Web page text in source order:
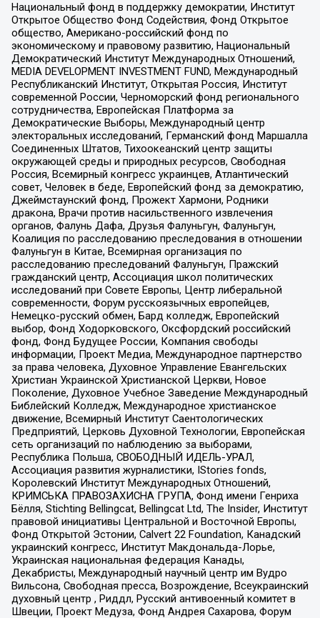
Национальный фонд в поддержку демократии, Институт
Открытое Общество Фонд Содействия, Фонд Открытое
общество, Американо-российский фонд по
экономическому и правовому развитию, Национальный
Демократический Институт Международных Отношений,
MEDIA DEVELOPMENT INVESTMENT FUND, Международный
Республиканский Институт, Открытая Россия, Институт
современной России, Черноморский фонд регионального
сотрудничества, Европейская Платформа за
Демократические Выборы, Международный центр
электоральных исследований, Германский фонд Маршалла
Соединенных Штатов, Тихоокеанский центр защиты
окружающей среды и природных ресурсов, Свободная
Россия, Всемирный конгресс украинцев, Атлантический
совет, Человек в беде, Европейский фонд за демократию,
Джеймстаунский фонд, Прожект Хармони, Родники
дракона, Врачи против насильственного извлечения
органов, Фалунь Дафа, Друзья Фалуньгун, Фалуньгун,
Коалиция по расследованию преследования в отношении
Фалуньгун в Китае, Всемирная организация по
расследованию преследований Фалуньгун, Пражский
гражданский центр, Ассоциация школ политических
исследований при Совете Европы, Центр либеральной
современности, Форум русскоязычных европейцев,
Немецко-русский обмен, Бард колледж, Европейский
выбор, Фонд Ходорковского, Оксфордский российский
фонд, Фонд Будущее России, Компания свободы
информации, Проект Медиа, Международное партнерство
за права человека, Духовное Управление Евангельских
Христиан Украинской Христианской Церкви, Новое
Поколение, Духовное Учебное Заведение Международный
Библейский Колледж, Международное христианское
движение, Всемирный Институт Саентологических
Предприятий, Церковь Духовной Технологии, Европейская
сеть организаций по наблюдению за выборами,
Республика Польша, СВОБОДНЫЙ ИДЕЛЬ-УРАЛ,
Ассоциация развития журналистики, IStories fonds,
Королевский Институт Международных Отношений,
КРИМСЬКА ПРАВОЗАХИСНА ГРУПА, Фонд имени Генриха
Бёлля, Stichting Bellingcat, Bellingcat Ltd, The Insider, Институт
правовой инициативы Центральной и Восточной Европы,
Фонд Открытой Эстонии, Calvert 22 Foundation, Канадский
украинский конгресс, Институт Макдональда-Лорье,
Украинская национальная федерация Канады,
Декабристы, Международный научный центр им Вудро
Вильсона, Свободная пресса, Возрождение, Всеукраинский
духовный центр , Риддл, Русский антивоенный комитет в
Швеции, Проект Медуза, Фонд Андрея Сахарова, Форум